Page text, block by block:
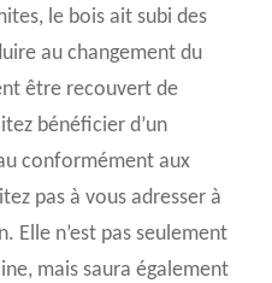
le bois ait subi des
au changement du
être recouvert de
bénéficier d’un
conformément aux
pas à vous adresser à
Elle n’est pas seulement
mais saura également